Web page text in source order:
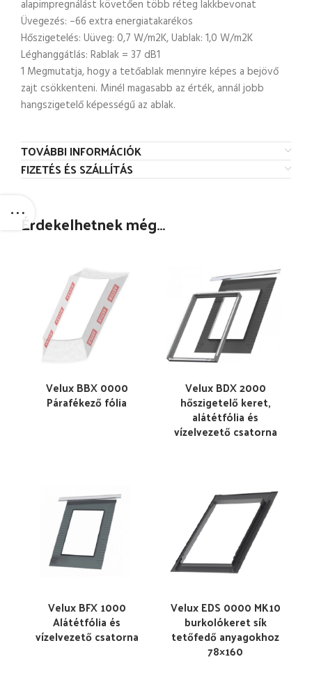
alapimpregnálást követően több réteg lakkbevonat
Üvegezés: –66 extra energiatakarékos
Hőszigetelés: Uüveg: 0,7 W/m2K, Uablak: 1,0 W/m2K
Léghanggátlás: Rablak = 37 dB1
1 Megmutatja, hogy a tetőablak mennyire képes a bejövő
zajt csökkenteni. Minél magasabb az érték, annál jobb
hangszigetelő képességű az ablak.
TOVÁBBI INFORMÁCIÓK
FIZETÉS ÉS SZÁLLÍTÁS
Érdekelhetnek még…
Velux BBX 0000
Párafékező fólia
Velux BDX 2000
hőszigetelő keret,
alátétfólia és
vízelvezető csatorna
Velux BFX 1000
Alátétfólia és
vízelvezető csatorna
Velux EDS 0000 MK10
burkolókeret sík
tetőfedő anyagokhoz
78×160